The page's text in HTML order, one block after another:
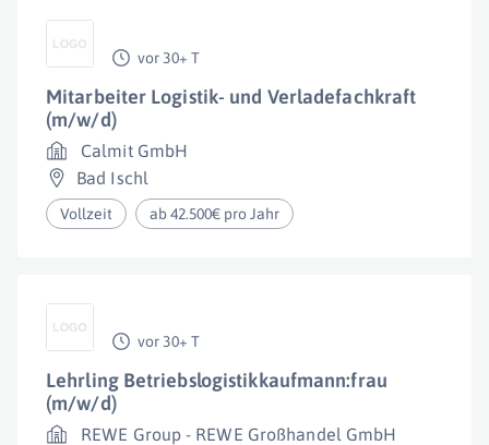
vor 30+ T
Mitarbeiter Logistik- und Verladefachkraft
(m/w/d)
Calmit GmbH
Bad Ischl
Vollzeit ab 42.500€ pro Jahr
vor 30+ T
Lehrling Betriebslogistikkaufmann:frau
(m/w/d)
REWE Group - REWE Großhandel GmbH